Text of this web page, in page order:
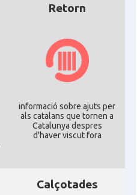
Retorn
informació sobre ajuts per
als catalans que tornen a
Catalunya despres
d'haver viscut fora
Calçotades